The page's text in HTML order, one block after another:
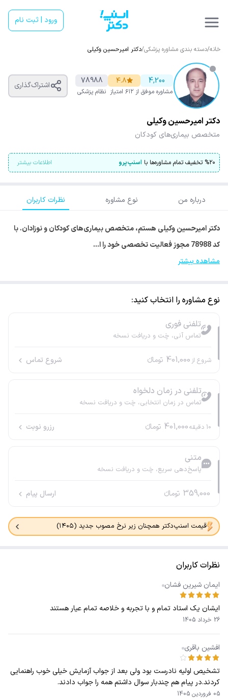
ورود | ثبت نام
خانه/دسته بندی مشاوره پزشکی/دکتر امیرحسین وکیلی
4,200
مشاوره موفق
۴.۸
از ۶۱۲ امتیاز
78988
نظام پزشکی
اشتراک‌گذاری
دکتر امیرحسین وکیلی
متخصص بیماری‌های کودکان
%۲۰ تخفیف تمام مشاوره‌ها با اسنپ‌پرو اطلاعات بیشتر
درباره من نوع مشاوره نظرات کاربران
دکتر امیرحسین وکیلی هستم، متخصص بیماری‌های کودکان و نوزادان. با
کد 78988 مجوز فعالیت تخصصی خود را ا…
مشاهده بیشتر
نوع مشاوره را انتخاب کنید:
تلفنی فوری
تماس آنی، چَت و دریافت نسخه
شروع از 401,000 تومانء شروع تماس
تلفنی در زمان دلخواه
تماس در زمان انتخابی، چَت و دریافت نسخه
10 دقیقه401,000 تومانء رزرو نوبت
متنی
پاسخ‌دهی سریع، چَت و دریافت نسخه
359,000 تومانء ارسال پیام
قیمت اسنپ‌دکتر همچنان زیر نرخ مصوب جدید (۱۴۰۵)
نظرات کاربران
ایمان شیرین فشان
ایشان یک استاد تمام و با تجربه و خلاصه تمام عیار هستند
26 خرداد 1405
افشین باقری
تشخیص اولیه نادرست بود ولی بعد از جواب آزمایش خیلی خوب راهنمایی
کردند.در پیام هم چندبار سوال داشتم همه را جواب دادند.
05 فروردین 1405